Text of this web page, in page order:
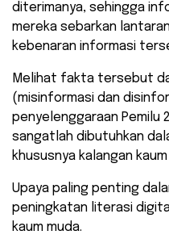
diterimanya, sehingga
mereka sebarkan
kebenaran informasi
Melihat fakta tersebut
(misinformasi dan
penyelenggaraan Pemilu
sangatlah dibutuhkan
khususnya kalangan kaum
Upaya paling penting
peningkatan literasi
kaum muda.